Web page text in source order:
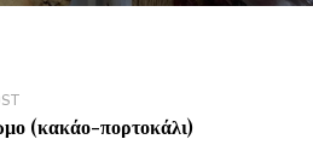
(κακάο-πορτοκάλι)